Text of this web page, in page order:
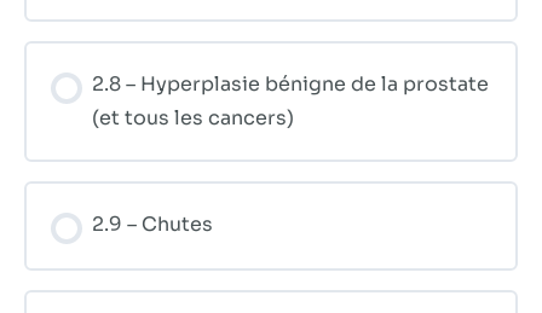
2.8 – Hyperplasie bénigne de la prostate
(et tous les cancers)
2.9 – Chutes